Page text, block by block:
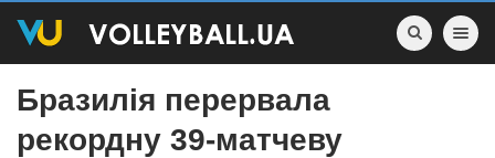
Toggle
Бразилія перервала
рекордну 39-матчеву